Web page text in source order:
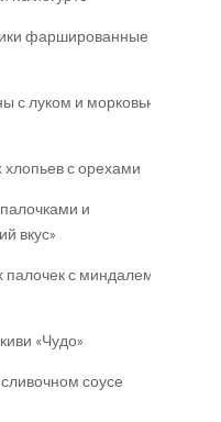
фаршированные
с луком и морковью в
с орехами
и
вкус»
палочек с миндалем
«Чудо»
соусе